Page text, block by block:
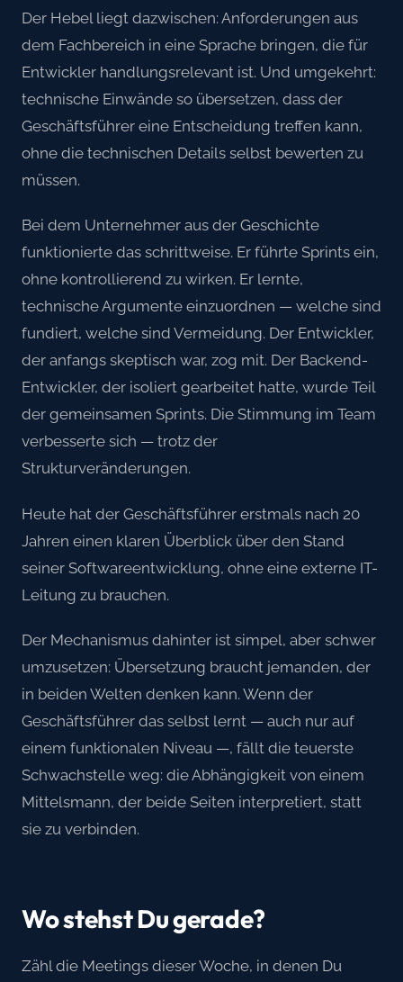
Der Hebel liegt dazwischen: Anforderungen aus
dem Fachbereich in eine Sprache bringen, die für
Entwickler handlungsrelevant ist. Und umgekehrt:
technische Einwände so übersetzen, dass der
Geschäftsführer eine Entscheidung treffen kann,
ohne die technischen Details selbst bewerten zu
müssen.
Bei dem Unternehmer aus der Geschichte
funktionierte das schrittweise. Er führte Sprints ein,
ohne kontrollierend zu wirken. Er lernte,
technische Argumente einzuordnen — welche sind
fundiert, welche sind Vermeidung. Der Entwickler,
der anfangs skeptisch war, zog mit. Der Backend-
Entwickler, der isoliert gearbeitet hatte, wurde Teil
der gemeinsamen Sprints. Die Stimmung im Team
verbesserte sich — trotz der
Strukturveränderungen.
Heute hat der Geschäftsführer erstmals nach 20
Jahren einen klaren Überblick über den Stand
seiner Softwareentwicklung, ohne eine externe IT-
Leitung zu brauchen.
Der Mechanismus dahinter ist simpel, aber schwer
umzusetzen: Übersetzung braucht jemanden, der
in beiden Welten denken kann. Wenn der
Geschäftsführer das selbst lernt — auch nur auf
einem funktionalen Niveau —, fällt die teuerste
Schwachstelle weg: die Abhängigkeit von einem
Mittelsmann, der beide Seiten interpretiert, statt
sie zu verbinden.
Wo stehst Du gerade?
Zähl die Meetings dieser Woche, in denen Du